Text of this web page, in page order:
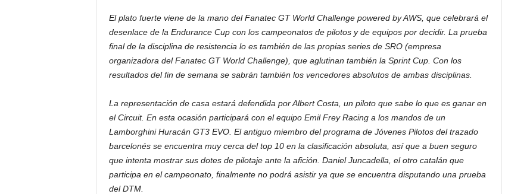
El plato fuerte viene de la mano del Fanatec GT World Challenge powered by AWS, que celebrará el
desenlace de la Endurance Cup con los campeonatos de pilotos y de equipos por decidir. La prueba
final de la disciplina de resistencia lo es también de las propias series de SRO (empresa
organizadora del Fanatec GT World Challenge), que aglutinan también la Sprint Cup. Con los
resultados del fin de semana se sabrán también los vencedores absolutos de ambas disciplinas.
La representación de casa estará defendida por Albert Costa, un piloto que sabe lo que es ganar en
el Circuit. En esta ocasión participará con el equipo Emil Frey Racing a los mandos de un
Lamborghini Huracán GT3 EVO. El antiguo miembro del programa de Jóvenes Pilotos del trazado
barcelonés se encuentra muy cerca del top 10 en la clasificación absoluta, así que a buen seguro
que intenta mostrar sus dotes de pilotaje ante la afición. Daniel Juncadella, el otro catalán que
participa en el campeonato, finalmente no podrá asistir ya que se encuentra disputando una prueba
del DTM.